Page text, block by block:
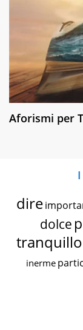
Aforismi per
dire
dolce
tranquillo
inerme